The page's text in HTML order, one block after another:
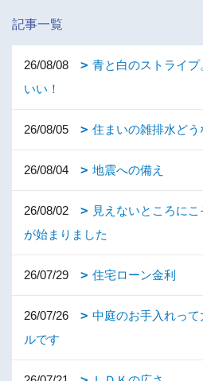
記事一覧
26/08/08
青と白のストライ
いい！
26/08/05 住まいの雑排水どう
26/08/04 地震への備え
26/08/02
見えないところに
が始まりました
26/07/29 住宅ローン金利
26/07/26
中庭のお手入れっ
ルです